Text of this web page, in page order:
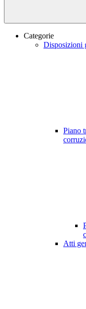
Categorie
Disposizioni
Piano
Atti